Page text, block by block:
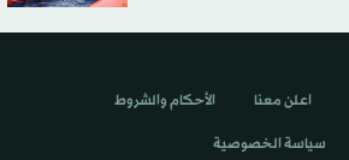
اعلن معنا الأحكام والشروط
سياسة الخصوصية